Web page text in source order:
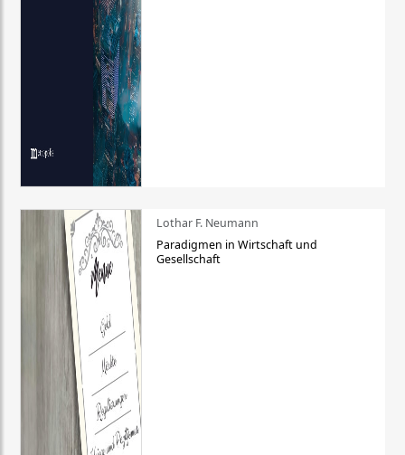
Lothar F. Neumann
Paradigmen in Wirtschaft und
Gesellschaft